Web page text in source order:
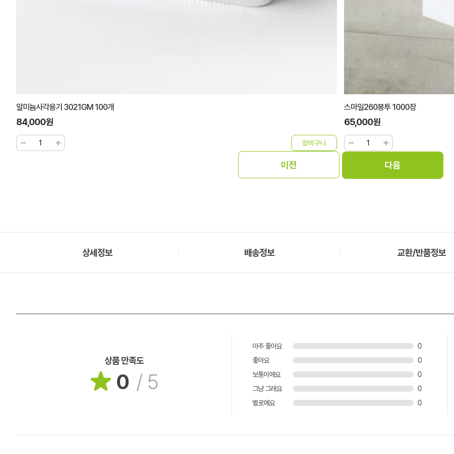
알미늄사각용기 3021GM 100개
84,000원
스마일260봉투 1000장
65,000원
상세정보 배송정보 교환/반품정보
상품 만족도
0 / 5
아주 좋아요
0
좋아요
0
보통이에요
0
그냥 그래요
0
별로예요
0